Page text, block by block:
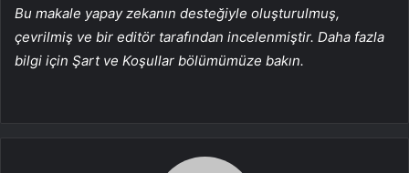
Bu makale yapay zekanın desteğiyle oluşturulmuş,
çevrilmiş ve bir editör tarafından incelenmiştir. Daha fazla
bilgi için Şart ve Koşullar bölümümüze bakın.